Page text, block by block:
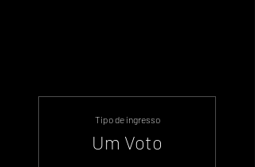
Tipo de ingresso
Um Voto